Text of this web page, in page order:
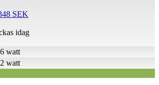
SEK
till
watt
watt
idag